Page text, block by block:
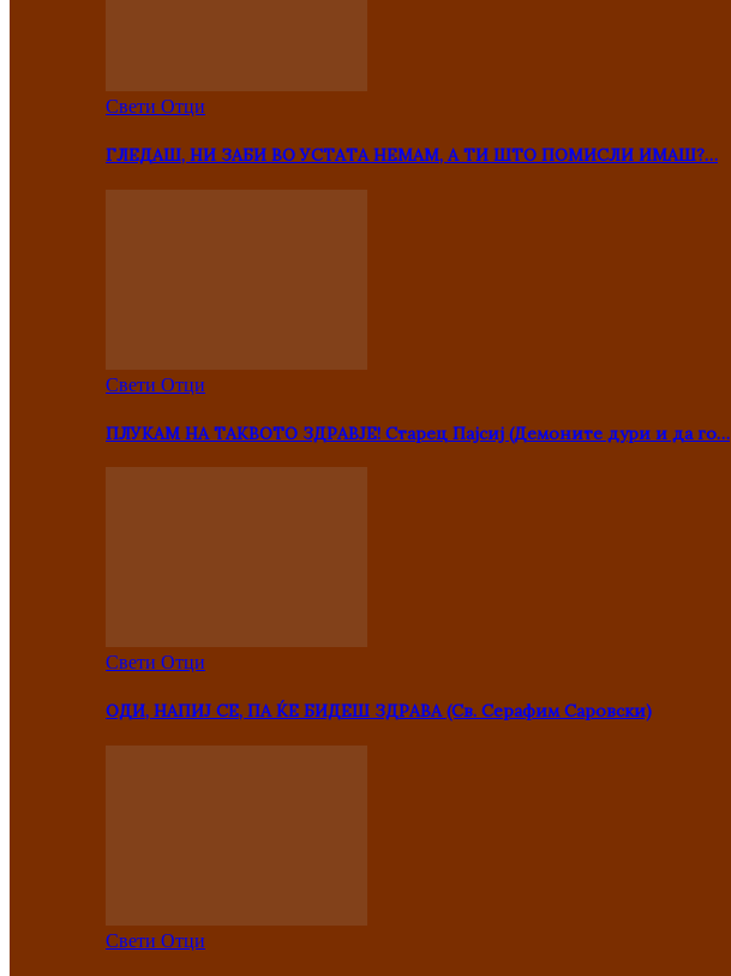
Свети Отци
ГЛЕДАШ, НИ ЗАБИ ВО УСТАТА НЕМАМ, А ТИ ШТО ПОМИСЛИ ИМАШ?…
Свети Отци
ПЛУКАМ НА ТАКВОТО ЗДРАВЈЕ! Старец Пајсиј (Демоните дури и да го…
Свети Отци
ОДИ, НАПИЈ СЕ, ПА ЌЕ БИДЕШ ЗДРАВА (Св. Серафим Саровски)
Свети Отци